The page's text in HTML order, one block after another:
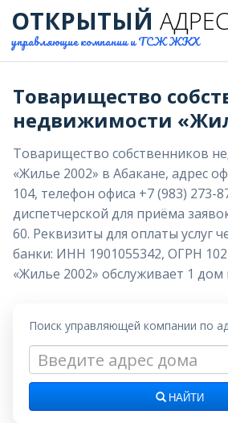
ОТКРЫТЫЙ АДРЕС
управляющие компании и ТСЖ ЖКХ
Товарищество
недвижимости
Товарищество собственников
«Жилье 2002» в Абакане, адрес
104, телефон офиса +7 (983) 273-
диспетчерской для приёма
60. Реквизиты для оплаты услуг
банки: ИНН 1901055342, ОГРН
«Жилье 2002» обслуживает 1 дом
Поиск управляющей компании по
НАЙТИ